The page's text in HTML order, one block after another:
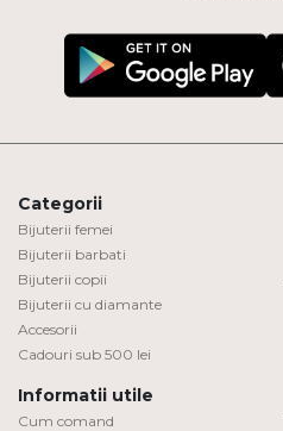
Categorii
Bijuterii femei
Bijuterii barbati
Bijuterii copii
Bijuterii cu diamante
Accesorii
Cadouri sub 500 lei
Informatii utile
Cum comand